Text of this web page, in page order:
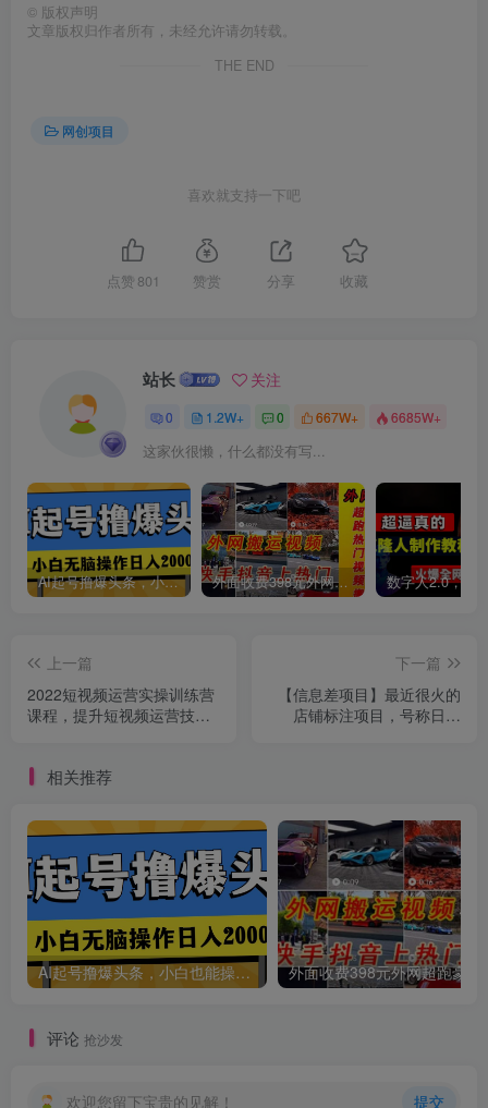
© 版权声明
文章版权归作者所有，未经允许请勿转载。
THE END
网创项目
喜欢就支持一下吧
点赞 801 赞赏 分享 收藏
站长 关注
0 1.2W+ 0 667W+ 6685W+
这家伙很懒，什么都没有写...
AI起号撸爆头条，小白也能操作，日入2000+ 外面收费398元外网超跑豪车汽车视频搬运至快手抖音上热门项目
上一篇
2022短视频运营实操训练营
课程，提升短视频运营技巧
下一篇
【信息差项目】最近很火的
店铺标注项目，号称日赚
相关推荐
AI起号撸爆头条，小白也能操作，日入2000+
评论 抢沙发
欢迎您留下宝贵的见解！ 提交